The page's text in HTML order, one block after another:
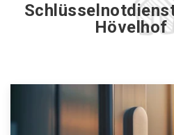
Hövelhof